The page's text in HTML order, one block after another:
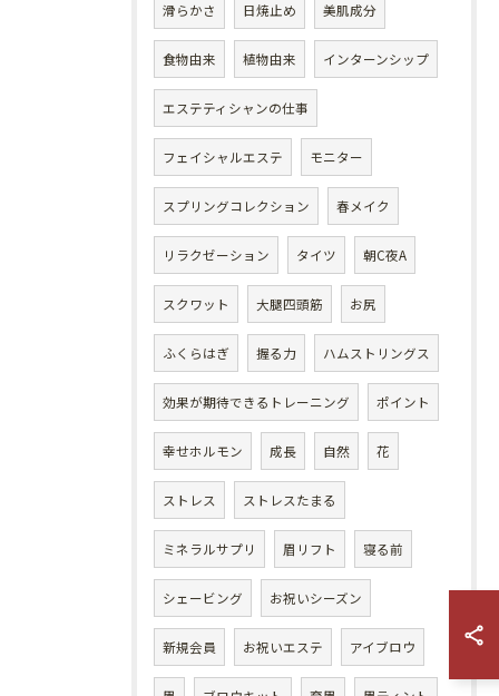
滑らかさ 日焼止め 美肌成分
食物由来 植物由来 インターンシップ
エステティシャンの仕事
フェイシャルエステ モニター
スプリングコレクション 春メイク
リラクゼーション タイツ 朝C夜A
スクワット 大腿四頭筋 お尻
ふくらはぎ 握る力 ハムストリングス
効果が期待できるトレーニング ポイント
幸せホルモン 成長 自然 花
ストレス ストレスたまる
ミネラルサプリ 眉リフト 寝る前
シェービング お祝いシーズン
新規会員 お祝いエステ アイブロウ